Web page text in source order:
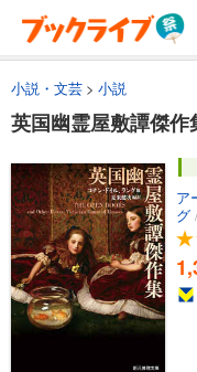
小説・文芸 小説
英国幽霊屋敷譚傑作
ア
グ